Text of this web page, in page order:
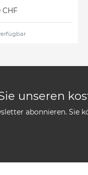
CHF
unseren
abonnieren. Sie